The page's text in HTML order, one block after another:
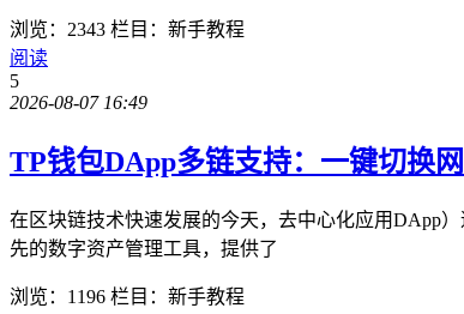
浏览：2343 栏目：新手教程
阅读
5
2026-08-07 16:49
TP钱包DApp多链支持：一键切换
在区块链技术快速发展的今天，去中心化应用DApp
先的数字资产管理工具，提供了
浏览：1196 栏目：新手教程